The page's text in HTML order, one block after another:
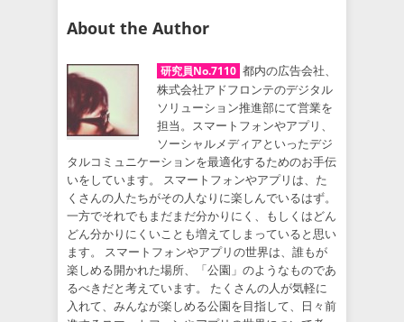
About the Author
研究員No.7110 都内の広告会社、
株式会社アドフロンテのデジタル
ソリューション推進部にて営業を
担当。スマートフォンやアプリ、
ソーシャルメディアといったデジ
タルコミュニケーションを最適化するためのお手伝
いをしています。 スマートフォンやアプリは、た
くさんの人たちがその人なりに楽しんでいるはず。
一方でそれでもまだまだ分かりにく、もしくはどん
どん分かりにくいことも増えてしまっていると思い
ます。 スマートフォンやアプリの世界は、誰もが
楽しめる開かれた場所、「公園」のようなものであ
るべきだと考えています。 たくさんの人が気軽に
入れて、みんなが楽しめる公園を目指して、日々前